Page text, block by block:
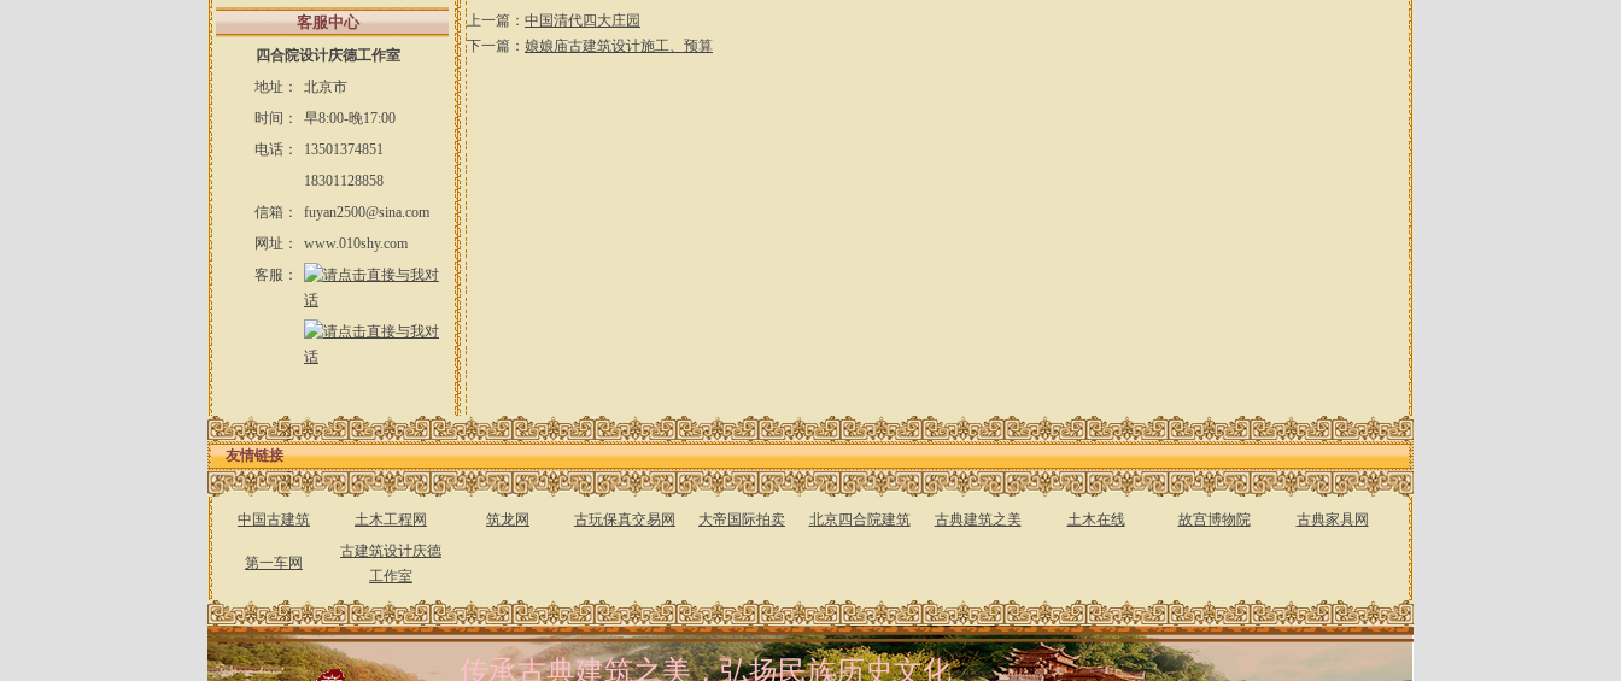
客服中心
四合院设计庆德工作室
地址：
北京市
时间：
早8:00-晚17:00
电话：
13501374851
18301128858
信箱：
fuyan2500@sina.com
网址：
www.010shy.com
客服：
上一篇： 中国清代四大庄园
下一篇： 娘娘庙古建筑设计施工、预算
友情链接
中国古建筑 土木工程网 筑龙网 古玩保真交易网 大帝国际拍卖 北京四合院建筑 古典建筑之美 土木在线 故宫博物院 古典家具网
第一车网
古建筑设计庆德
工作室
传承古典建筑之美，弘扬民族历史文化